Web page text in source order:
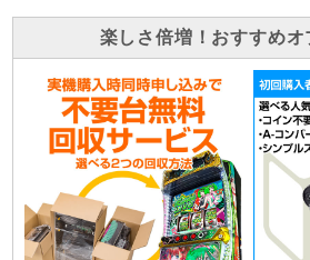
楽しさ倍増！おすすめオ